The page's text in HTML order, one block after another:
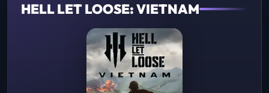
HELL LET LOOSE: VIETNAM